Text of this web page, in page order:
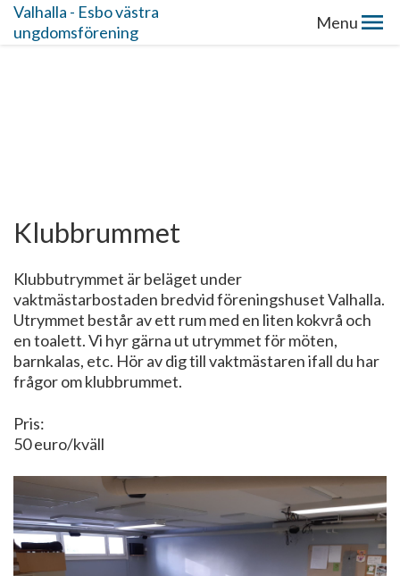
Valhalla - Esbo västra
ungdomsförening
Menu
Klubbrummet
Klubbutrymmet är beläget under
vaktmästarbostaden bredvid föreningshuset Valhalla.
Utrymmet består av ett rum med en liten kokvrå och
en toalett. Vi hyr gärna ut utrymmet för möten,
barnkalas, etc. Hör av dig till vaktmästaren ifall du har
frågor om klubbrummet.
Pris:
50 euro/kväll